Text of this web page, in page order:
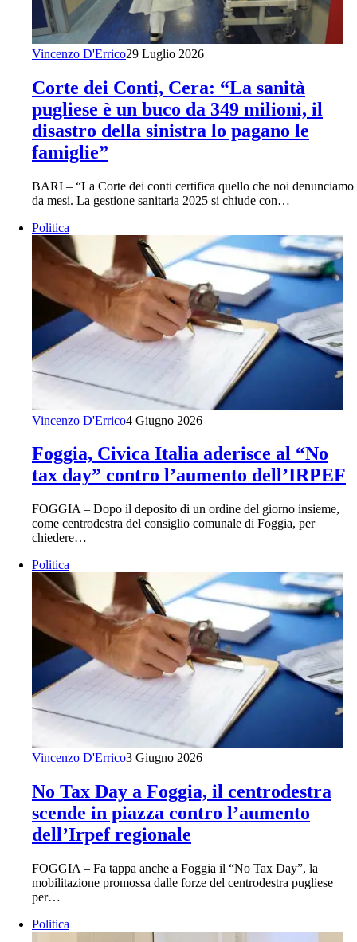
Vincenzo D'Errico29 Luglio 2026
Corte dei Conti, Cera: “La sanità
pugliese è un buco da 349 milioni, il
disastro della sinistra lo pagano le
famiglie”
BARI – “La Corte dei conti certifica quello che noi denunciamo
da mesi. La gestione sanitaria 2025 si chiude con…
Politica
Vincenzo D'Errico4 Giugno 2026
Foggia, Civica Italia aderisce al “No
tax day” contro l’aumento dell’IRPEF
FOGGIA – Dopo il deposito di un ordine del giorno insieme,
come centrodestra del consiglio comunale di Foggia, per
chiedere…
Politica
Vincenzo D'Errico3 Giugno 2026
No Tax Day a Foggia, il centrodestra
scende in piazza contro l’aumento
dell’Irpef regionale
FOGGIA – Fa tappa anche a Foggia il “No Tax Day”, la
mobilitazione promossa dalle forze del centrodestra pugliese
per…
Politica